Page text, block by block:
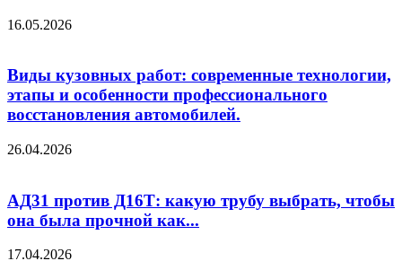
16.05.2026
Виды кузовных работ: современные технологии,
этапы и особенности профессионального
восстановления автомобилей.
26.04.2026
АД31 против Д16Т: какую трубу выбрать, чтобы
она была прочной как...
17.04.2026